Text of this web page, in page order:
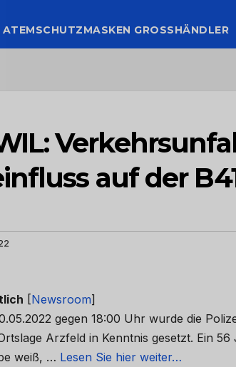
ATEMSCHUTZMASKEN GROSSHÄNDLER
auf der
[Newsroom]
gegen 18:00 Uhr wurde die
Arzfeld in Kenntnis gesetzt. Ein
weiß, … Lesen Sie hier weiter…